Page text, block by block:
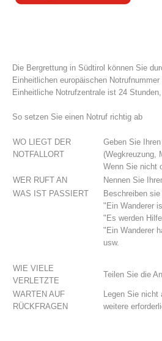
Die Bergrettung in Südtirol können Sie
Einheitlichen europäischen
Einheitliche Notrufzentrale ist 24
So setzen Sie einen Notruf richtig ab
WO LIEGT DER
NOTFALLORT
Geben Sie
(Wegkreuzung,
Wenn Sie nicht
WER RUFT AN
Nennen Sie
WAS IST PASSIERT
Beschreiben
"Ein Wanderer
"Es werden
"Ein Wanderer
usw.
WIE VIELE
VERLETZTE
Teilen Sie die
WARTEN AUF
RÜCKFRAGEN
Legen Sie nicht
weitere